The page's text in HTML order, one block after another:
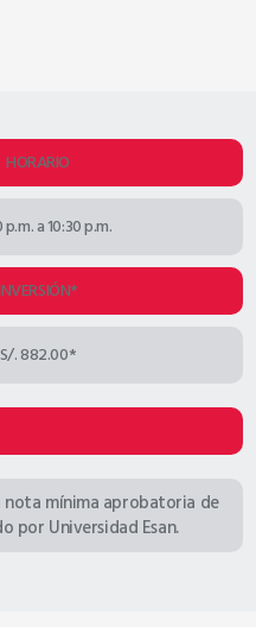
HORARIO
a 10:30 p.m.
S/. 882.00*
nota mínima aprobatoria de
por Universidad Esan.